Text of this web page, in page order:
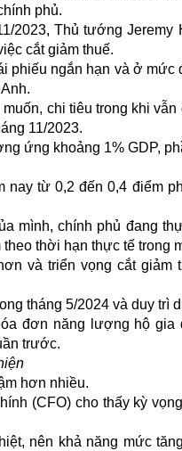
phủ.
2023, Thủ tướng Jeremy
cắt giảm thuế.
phiếu ngắn hạn và ở
chi tiêu trong khi
11/2023.
ứng khoảng 1% GDP,
từ 0,2 đến 0,4 điểm
mình, chính phủ đang
thời hạn thực tế trong
và triển vọng cắt
tháng 5/2024 và duy trì
đơn năng lượng hộ
trước.
hơn nhiều.
(CFO) cho thấy kỳ
nên khả năng mức